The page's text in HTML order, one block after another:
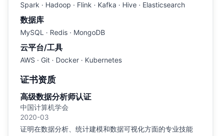
Spark · Hadoop · Flink · Kafka · Hive · Elasticsearch
数据库
MySQL · Redis · MongoDB
云平台/工具
AWS · Git · Docker · Kubernetes
证书资质
高级数据分析师认证
中国计算机学会
2020-03
证明在数据分析、统计建模和数据可视化方面的专业技能